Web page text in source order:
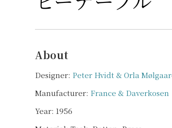
About
Designer: Peter Hvidt & Orla
Manufacturer: France & Daverkosen
Year: 1956